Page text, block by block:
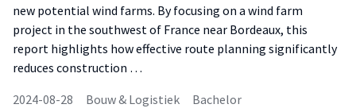
new potential wind farms. By focusing on a wind farm
project in the southwest of France near Bordeaux, this
report highlights how effective route planning significantly
reduces construction …
2024-08-28
Bouw & Logistiek Bachelor